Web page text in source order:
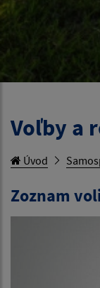
Voľby a
Úvod
Zoznam